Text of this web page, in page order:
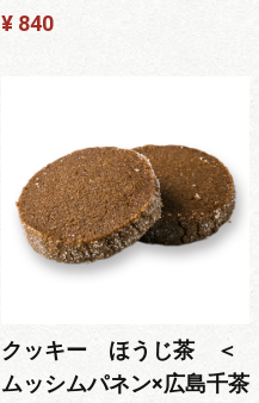
¥ 840
クッキー ほうじ茶 ＜
ムッシムパネン×広島千茶